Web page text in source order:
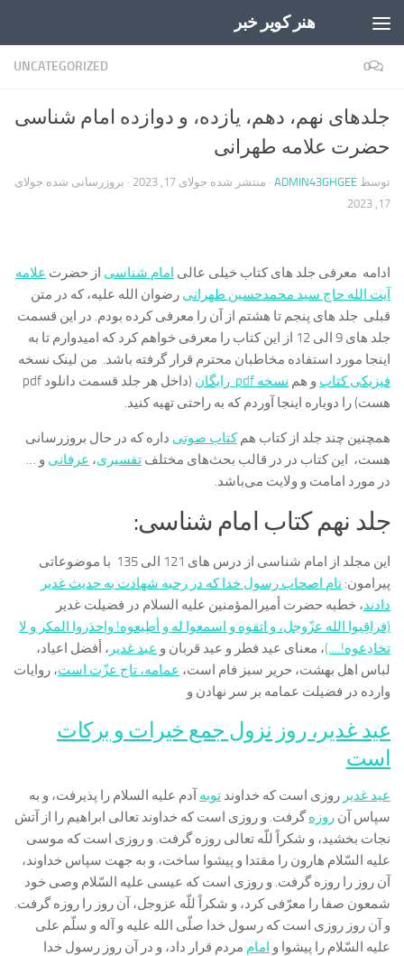
هنر کویر خبر
UNCATEGORIZED 0
جلدهای نهم، دهم، یازده، و دوازده امام شناسی
حضرت علامه طهرانی
توسط ADMIN43GHGEE · منتشر شده جولای 17, 2023 · بروزرسانی شده جولای
17, 2023
ادامه معرفی جلد های کتاب خیلی عالی امام شناسی از حضرت علامه
آیت الله حاج سید محمدحسین طهرانی رضوان الله علیه، که در متن
قبلی جلد های پنجم تا هشتم از آن را معرفی کرده بودم. در این قسمت
جلد های 9 الی 12 از این کتاب را معرفی خواهم کرد که امیدوارم تا به
اینجا مورد استفاده مخاطبان محترم قرار گرفته باشد. من لینک نسخه
فیزیکی کتاب و هم نسخه pdf رایگان
(داخل هر جلد قسمت دانلود pdf
هست) را دوباره اینجا آوردم که به راحتی تهیه کنید.
همچنین چند جلد از کتاب همکتاب صوتی داره که در حال بروزرسانی
هست، این کتاب در در قالب بحث‌های مختلف تفسیری، عرفانی و …
در مورد امامت و ولایت می‌باشد.
جلد نهم کتاب امام شناسی:
این مجلد از امام شناسی از درس های 121 الی 135 با موضوعاتی
پیرامون: نام اصحاب رسول خدا كه در رحبه شهادت به حدیث غدیر
دادند، خطبه حضرت أمیرالمؤمنین علیه السلام در فضیلت غدیر
(فراقِبوا الله عزّوجل، و اتقوه و اسمعوا له و أطِیعوه! واحذروا المکر و لا
تخادِعوه!….)، معناى عید فطر و عید قربان‌ و عید غدیر ، أفضل اعیاد،
لباس اهل بهشت، حریر سبز فام است‌، عمامه، تاج عزّت است‌، روایات
وارده در فضیلت عمامه بر سر نهادن‌ و
عید غدیر، روز نزول جمع خیرات و بركات
است‌
عید غدیر روزی است که خداوند توبه آدم علیه السلام را پذیرفت، و به
سپاس آن روزه گرفت. و روزی است که خداوند تعالی ابراهیم را از آتش
نجات بخشید، و شکراً للّه تعالی روزه گرفت. و روزی است که موسی
علیه السّلام هارون را مقتدا و پیشوا ساخت، و به جهت سپاس خداوند،
آن روز را روزه گرفت. و روزی است که عیسی علیه السّلام وصی خود
شمعون صفا را معرّفی کرد، و شکراً للّه عزوجل، آن روز را روزه گرفت.
و آن روز روزی است که رسول خدا صلّی الله علیه و آله و سلّم علی
علیه السّلام را پیشوا و امام مردم قرار داد، و در آن روز رسول خدا